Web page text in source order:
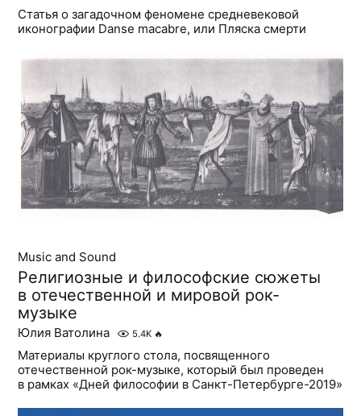
Статья о загадочном феномене средневековой
иконографии Danse macabre, или Пляска смерти
Music and Sound
Религиозные и философские сюжеты
в отечественной и мировой рок-
музыке
Юлия Ватолина 5.4K 🔥
Материалы круглого стола, посвященного
отечественной рок-музыке, который был проведен
в рамках «Дней философии в Санкт-Петербурге-2019»